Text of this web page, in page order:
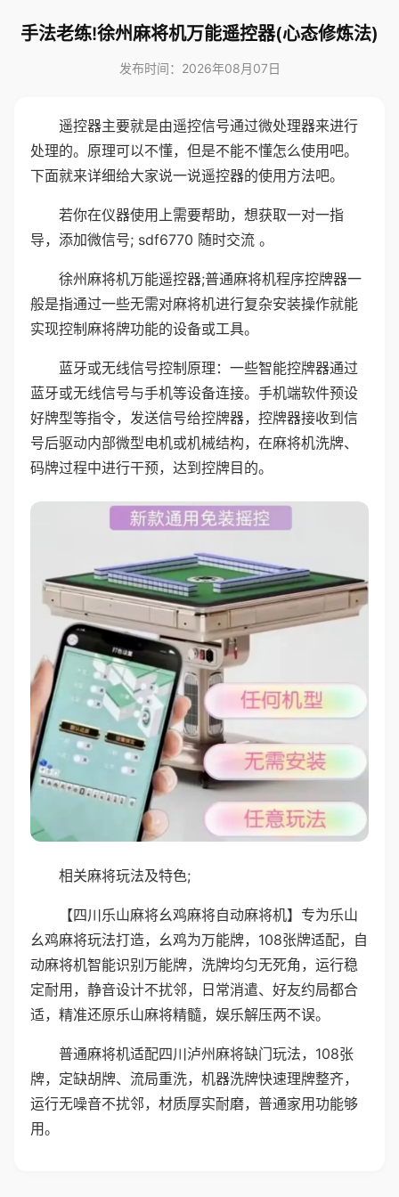
手法老练!徐州麻将机万能遥控器(心态修炼法)
发布时间：2026年08月07日
遥控器主要就是由遥控信号通过微处理器来进行
处理的。原理可以不懂，但是不能不懂怎么使用吧。
下面就来详细给大家说一说遥控器的使用方法吧。
若你在仪器使用上需要帮助，想获取一对一指
导，添加微信号; sdf6770 随时交流 。
徐州麻将机万能遥控器;普通麻将机程序控牌器一
般是指通过一些无需对麻将机进行复杂安装操作就能
实现控制麻将牌功能的设备或工具。
蓝牙或无线信号控制原理：一些智能控牌器通过
蓝牙或无线信号与手机等设备连接。手机端软件预设
好牌型等指令，发送信号给控牌器，控牌器接收到信
号后驱动内部微型电机或机械结构，在麻将机洗牌、
码牌过程中进行干预，达到控牌目的。
相关麻将玩法及特色;
【四川乐山麻将幺鸡麻将自动麻将机】专为乐山
幺鸡麻将玩法打造，幺鸡为万能牌，108张牌适配，自
动麻将机智能识别万能牌，洗牌均匀无死角，运行稳
定耐用，静音设计不扰邻，日常消遣、好友约局都合
适，精准还原乐山麻将精髓，娱乐解压两不误。
普通麻将机适配四川泸州麻将缺门玩法，108张
牌，定缺胡牌、流局重洗，机器洗牌快速理牌整齐，
运行无噪音不扰邻，材质厚实耐磨，普通家用功能够
用。